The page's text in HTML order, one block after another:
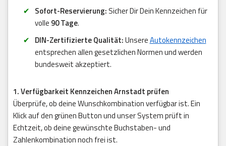
Sofort-Reservierung: Sicher Dir Dein Kennzeichen für
volle 90 Tage.
DIN-Zertifizierte Qualität:UnsereAutokennzeichen
entsprechen allen gesetzlichen Normen und werden
bundesweit akzeptiert.
1. Verfügbarkeit Kennzeichen Arnstadt prüfen
Überprüfe, ob deine Wunschkombination verfügbar ist. Ein
Klick auf den grünen Button und unser System prüft in
Echtzeit, ob deine gewünschte Buchstaben- und
Zahlenkombination noch frei ist.